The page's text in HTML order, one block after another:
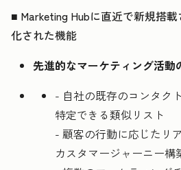
■ Marketing Hubに直近で新規搭
化された機能
先進的なマーケティング活動
- 自社の既存のコンタク
特定できる類似リスト
- 顧客の行動に応じたリ
カスタマージャーニー構